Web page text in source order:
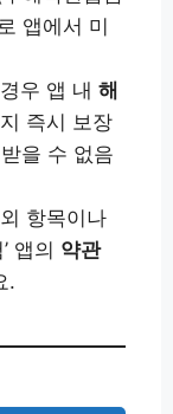
앱에서 미
우 앱 내 해
즉시 보장
을 수 없음
항목이나
앱의 약관
.